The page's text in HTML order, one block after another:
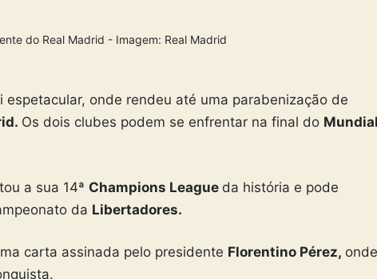
do Real Madrid - Imagem: Real Madrid
espetacular, onde rendeu até uma parabenização de
Os dois clubes podem se enfrentar na final do
a sua 14ª Champions League da história e pode
da Libertadores.
carta assinada pelo presidente Florentino Pérez, onde